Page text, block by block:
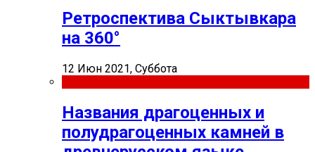
Ретроспектива Сыктывкара
на 360°
12 Июн 2021, Суббота
Названия драгоценных и
полудрагоценных камней в